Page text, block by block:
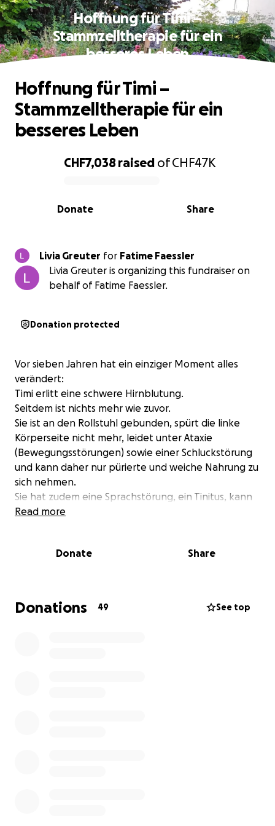
Hoffnung für Timi –
Stammzelltherapie für ein
besseres Leben
0% complete
CHF7,038 raised ofCHF47K
Share
Donate
Hoffnung für Timi –
Stammzelltherapie für ein
besseres Leben
Livia Greuter for Fatime Faessler
Livia Greuter is organizing this fundraiser on
behalf of Fatime Faessler.
Donation protected
Vor sieben Jahren hat ein einziger Moment alles
verändert:
Timi erlitt eine schwere Hirnblutung.
Seitdem ist nichts mehr wie zuvor.
Sie ist an den Rollstuhl gebunden, spürt die linke
Körperseite nicht mehr, leidet unter Ataxie
(Bewegungsstörungen) sowie einer Schluckstörung
und kann daher nur pürierte und weiche Nahrung zu
sich nehmen.
Sie hat zudem eine Sprachstörung, ein Tinitus, kann
kaum noch sehen und hat 30 % ihres Hörvermögens
Trotz allem kämpft sie sich tapfer durch jeden Tag,
Jetzt gibt es einen Hoffnungsschimmer:
Read more
Donate Share
Donations 49 See top